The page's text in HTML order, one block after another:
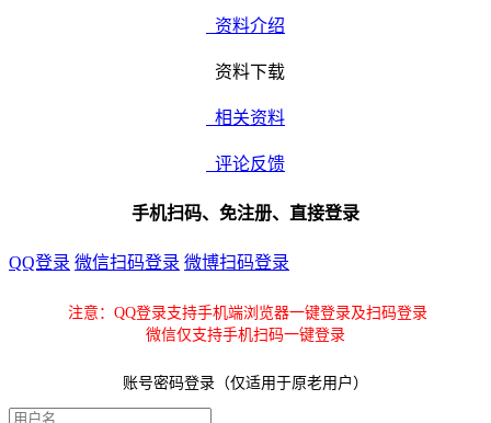
资料介绍
资料下载
相关资料
评论反馈
手机扫码、免注册、直接登录
QQ登录 微信扫码登录 微博扫码登录
注意：QQ登录支持手机端浏览器一键登录及扫码登录
微信仅支持手机扫码一键登录
账号密码登录（仅适用于原老用户）